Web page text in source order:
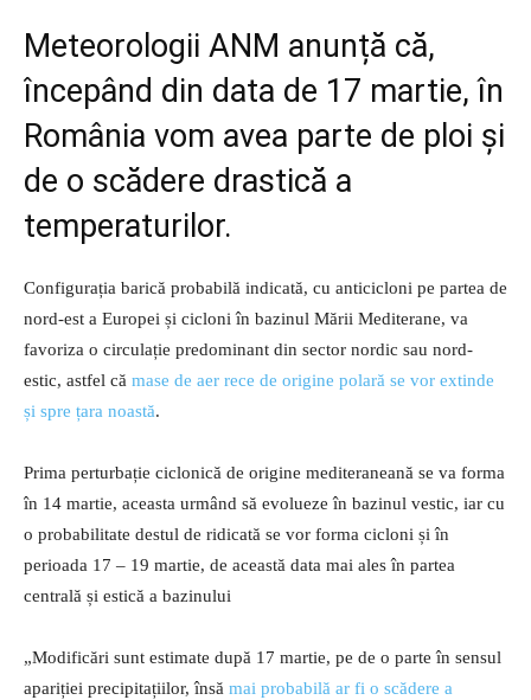
Meteorologii ANM anunță că,
începând din data de 17 martie, în
România vom avea parte de ploi și
de o scădere drastică a
temperaturilor.
Configurația barică probabilă indicată, cu anticicloni pe partea de
nord-est a Europei și cicloni în bazinul Mării Mediterane, va
favoriza o circulație predominant din sector nordic sau nord-
estic, astfel că mase de aer rece de origine polară se vor extinde
și spre țara noastă.
Prima perturbație ciclonică de origine mediteraneană se va forma
în 14 martie, aceasta urmând să evolueze în bazinul vestic, iar cu
o probabilitate destul de ridicată se vor forma cicloni și în
perioada 17 – 19 martie, de această data mai ales în partea
centrală și estică a bazinului
„Modificări sunt estimate după 17 martie, pe de o parte în sensul
apariției precipitațiilor, însă mai probabilă ar fi o scădere a